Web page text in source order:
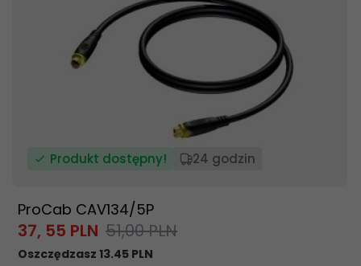
Produkt dostępny! 24 godzin
ProCab CAV134/5P
37, 55 PLN 51,00 PLN
Oszczędzasz 13.45 PLN